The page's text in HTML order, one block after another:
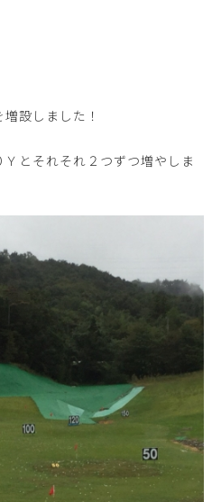
設しました！
とそれそれ２つずつ増やしま